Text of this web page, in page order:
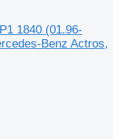
1840 (01.96-
Benz Actros,